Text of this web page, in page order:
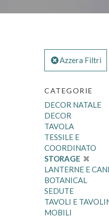
Azzera Filtri
CATEGORIE
DECOR NATALE
DECOR
TAVOLA
TESSILE E
COORDINATO
STORAGE
LANTERNE E
BOTANICAL
SEDUTE
TAVOLI E
MOBILI